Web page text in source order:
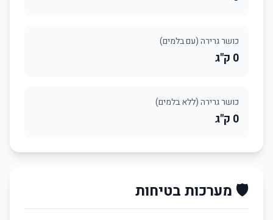
כושר גרירה (עם בלמים)
0 ק"ג
כושר גרירה (ללא בלמים)
0 ק"ג
🛡️ מערכות בטיחות